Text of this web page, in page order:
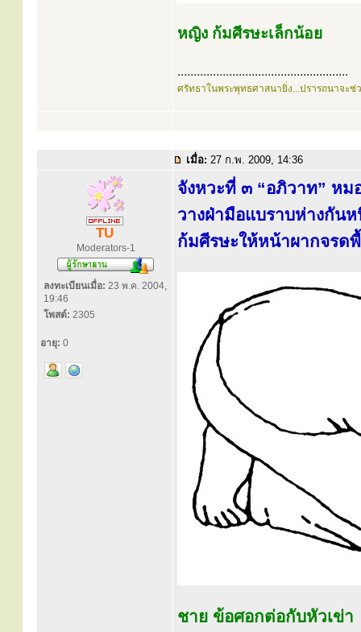
หญิง ก้มศีรษะเล็กน้อย
.....................................................
ศรัทธาในพระพุทธศาสนายิ่ง...ปรารถนาจะ
เมื่อ: 27 ก.พ. 2009, 14:36
TU
Moderators-1
ลงทะเบียนเมื่อ: 23 พ.ค. 2004,
19:46
โพสต์: 2305
อายุ: 0
จังหวะที่ ๓ “อภิวาท” ห
วางฝ่ามือแบราบห่างกัน
ก้มศีรษะให้หน้าผากจรด
ชาย ข้อศอกต่อกับหัวเข่า